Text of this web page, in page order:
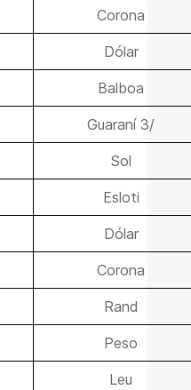
Corona
Dólar
Balboa
Guaraní 3/
Sol
Esloti
Dólar
Corona
Rand
Peso
Leu